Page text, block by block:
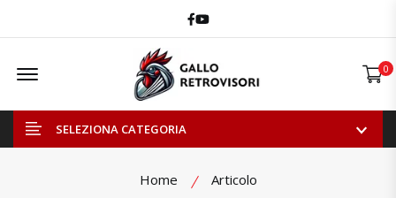
Facebook
Youtube
Offcanvas Menu Open 0
SELEZIONA CATEGORIA
Home Articolo